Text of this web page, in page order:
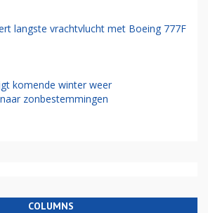
langste vrachtvlucht met Boeing 777F
komende winter weer
zonbestemmingen
COLUMNS